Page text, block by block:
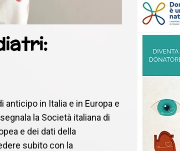
in Italia e in Europa e
la Società italiana di
e dei dati della
subito con la